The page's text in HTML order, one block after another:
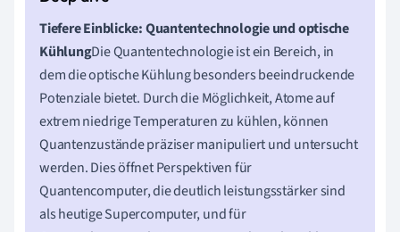
Tiefere Einblicke: Quantentechnologie und optische
KühlungDie Quantentechnologie ist ein Bereich, in
dem die optische Kühlung besonders beeindruckende
Potenziale bietet. Durch die Möglichkeit, Atome auf
extrem niedrige Temperaturen zu kühlen, können
Quantenzustände präziser manipuliert und untersucht
werden. Dies öffnet Perspektiven für
Quantencomputer, die deutlich leistungsstärker sind
als heutige Supercomputer, und für